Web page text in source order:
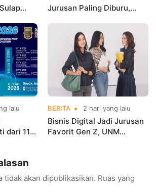
Jurusan Paling Diburu,
hingga Cyber Security
lalu
dari 11
BERITA 2 hari yang lalu
Bisnis Digital Jadi Jurusan
Favorit Gen Z, UNM
tidak akan dipublikasikan. Ruas yang